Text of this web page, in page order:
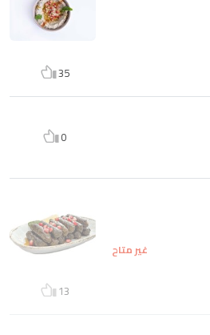
35
0
غير متاح
13